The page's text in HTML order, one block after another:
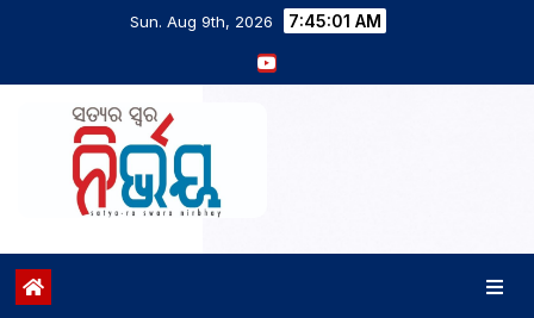
Sun. Aug 9th, 2026 7:45:02 AM